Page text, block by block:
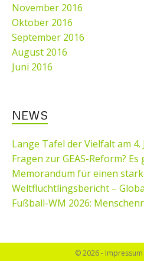
November 2016
Oktober 2016
September 2016
August 2016
Juni 2016
NEWS
Lange Tafel der Vielfalt am 4.
Fragen zur GEAS-Reform?
Memorandum für einen
Weltflüchtlingsbericht –
Fußball-WM 2026:
© 2026 - Impressum